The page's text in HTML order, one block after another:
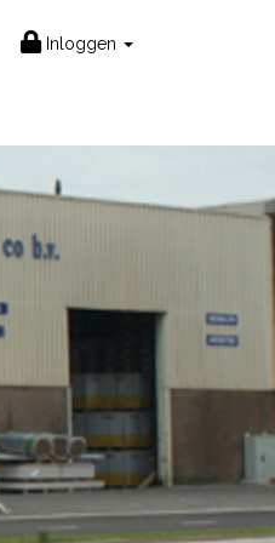
Inloggen